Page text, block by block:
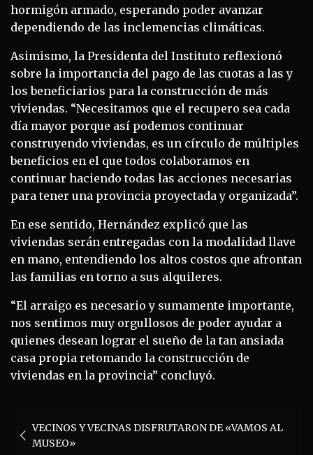
hormigón armado, esperando poder avanzar
dependiendo de las inclemencias climáticas.
Asimismo, la Presidenta del Instituto reflexionó
sobre la importancia del pago de las cuotas a las y
los beneficiarios para la construcción de más
viviendas. “Necesitamos que el recupero sea cada
día mayor porque así podemos continuar
construyendo viviendas, es un círculo de múltiples
beneficios en el que todos colaboramos en
continuar haciendo todas las acciones necesarias
para tener una provincia proyectada y organizada”.
En ese sentido, Hernández explicó que las
viviendas serán entregadas con la modalidad llave
en mano, entendiendo los altos costos que afrontan
las familias en torno a sus alquileres.
“El arraigo es necesario y sumamente importante,
nos sentimos muy orgullosos de poder ayudar a
quienes desean lograr el sueño de la tan ansiada
casa propia retomando la construcción de
viviendas en la provincia” concluyó.
de VECINOS Y VECINAS DISFRUTARON DE «VAMOS AL
MUSEO»